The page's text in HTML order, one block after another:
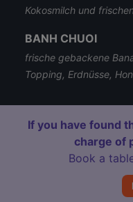
Kokosmilch und
BANH CHUOI
frische gebackene
Topping, Erdnüsse,
If you have found
charge of
Book a